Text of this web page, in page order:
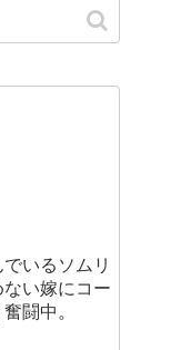
いるソムリ
い嫁にコー
闘中。